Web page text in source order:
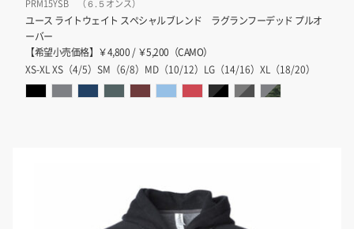
PRM15YSB （６.５オンス）
ユース ライトウェイト スペシャルブレンド ラグランフーデッド プルオ
ーバー
【希望小売価格】￥4,800 / ￥5,200（CAMO）
XS-XL XS（4/5）SM（6/8）MD（10/12）LG（14/16）XL（18/20）